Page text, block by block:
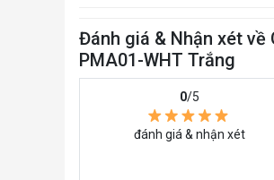
Đánh giá & Nhận xét về
PMA01-WHT Trắng
0/5
đánh giá & nhận xét